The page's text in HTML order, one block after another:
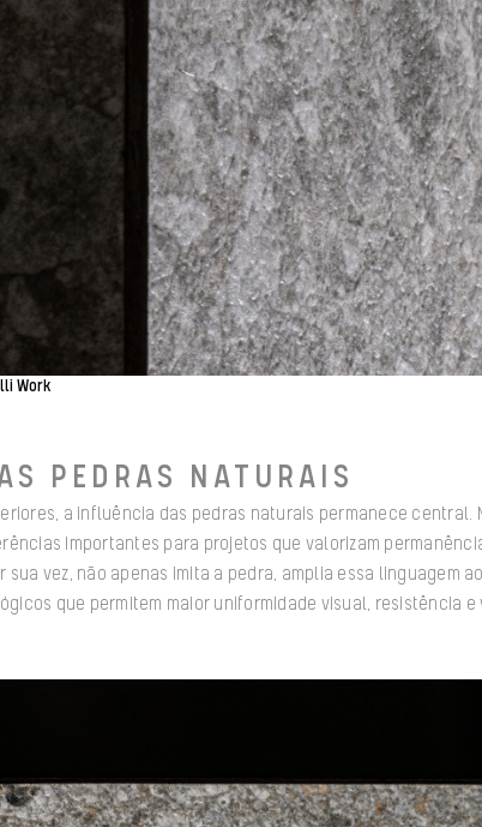
Work
PEDRAS NATURAIS
a influência das pedras naturais permanece central.
importantes para projetos que valorizam
vez, não apenas imita a pedra, amplia essa linguagem
que permitem maior uniformidade visual, resistência